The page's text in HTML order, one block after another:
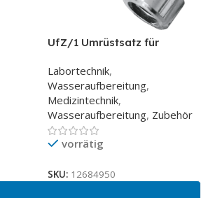
UfZ/1 Umrüstsatz für
Labortechnik,
Wasseraufbereitung,
Medizintechnik,
Wasseraufbereitung, Zubehör
vorrätig
SKU: 12684950